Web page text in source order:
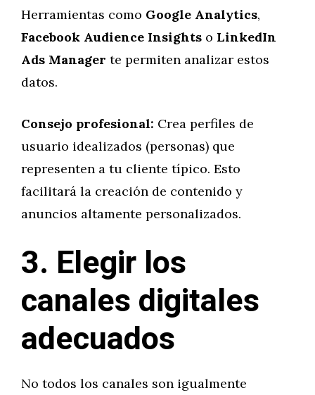
Herramientas como Google Analytics,
Facebook Audience Insights o LinkedIn
Ads Manager te permiten analizar estos
datos.
Consejo profesional: Crea perfiles de
usuario idealizados (personas) que
representen a tu cliente típico. Esto
facilitará la creación de contenido y
anuncios altamente personalizados.
3. Elegir los
canales digitales
adecuados
No todos los canales son igualmente